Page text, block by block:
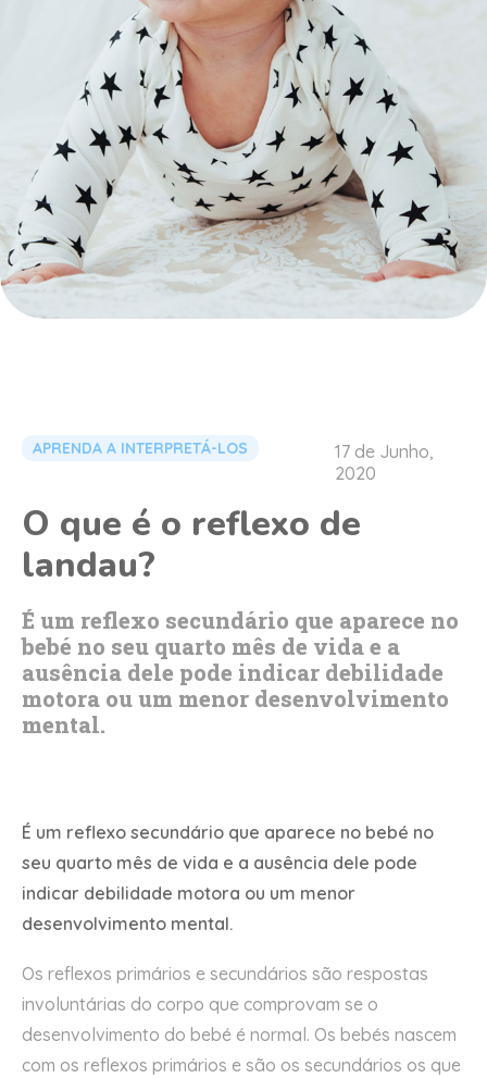
APRENDA A INTERPRETÁ-LOS
17 de Junho,
2020
O que é o reflexo de
landau?
É um reflexo secundário que aparece no
bebé no seu quarto mês de vida e a
ausência dele pode indicar debilidade
motora ou um menor desenvolvimento
mental.
É um reflexo secundário que aparece no bebé no
seu quarto mês de vida e a ausência dele pode
indicar debilidade motora ou um menor
desenvolvimento mental.
Os reflexos primários e secundários são respostas
involuntárias do corpo que comprovam se o
desenvolvimento do bebé é normal. Os bebés nascem
com os reflexos primários e são os secundários os que